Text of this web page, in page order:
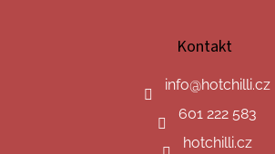
Kontakt
info@hotchilli.cz
601 222 583
hotchilli.cz